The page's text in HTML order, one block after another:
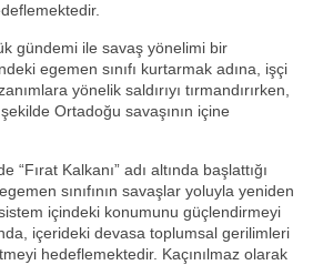
gündemi ile savaş yönelimi bir
egemen sınıfı kurtarmak adına, işçi
yönelik saldırıyı tırmandırırken,
Ortadoğu savaşının içine
“Fırat Kalkanı” adı altında başlattığı
sınıfının savaşlar yoluyla yeniden
içindeki konumunu güçlendirmeyi
içerideki devasa toplumsal gerilimleri
hedeflemektedir. Kaçınılmaz olarak